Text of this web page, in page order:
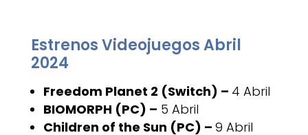
Estrenos Videojuegos Abril
2024
Freedom Planet 2 (Switch) – 4 Abril
BIOMORPH (PC) – 5 Abril
Children of the Sun (PC) – 9 Abril